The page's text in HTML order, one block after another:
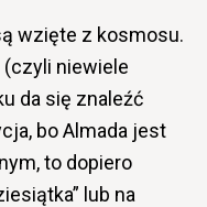
wzięte z kosmosu.
niewiele
da się znaleźć
bo Almada jest
to dopiero
lub na